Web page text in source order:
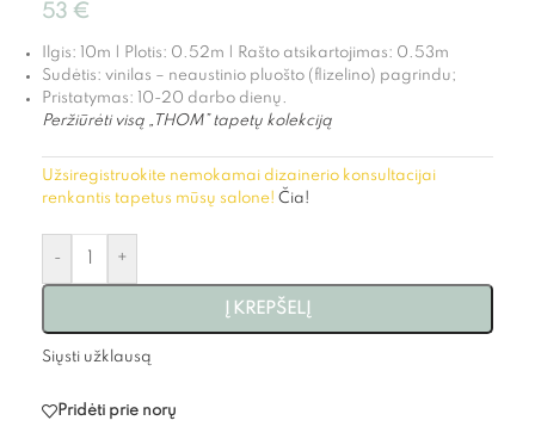
53 €
Ilgis: 10m | Plotis: 0.52m | Rašto atsikartojimas: 0.53m
Sudėtis: vinilas – neaustinio pluošto (flizelino) pagrindu;
Pristatymas: 10-20 darbo dienų.
Peržiūrėti visą „THOM” tapetų kolekciją
Užsiregistruokite nemokamai dizainerio konsultacijai
renkantis tapetus mūsų salone! Čia!
- +
Į KREPŠELĮ
Siųsti užklausą
Pridėti prie norų